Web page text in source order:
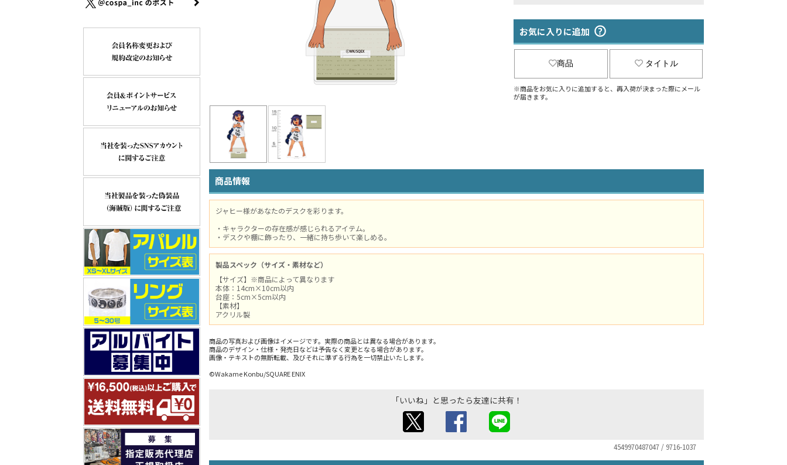
お気に入りに追加
商品 タイトル
※商品をお気に入りに追加すると、再入荷が決まった際にメール
が届きます。
商品情報
ジャヒー様があなたのデスクを彩ります。
・キャラクターの存在感が感じられるアイテム。
・デスクや棚に飾ったり、一緒に持ち歩いて楽しめる。
製品スペック（サイズ・素材など）
【サイズ】※商品によって異なります
本体：14cm×10cm以内
台座：5cm×5cm以内
【素材】
アクリル製
商品の写真および画像はイメージです。実際の商品とは異なる場合があります。
商品のデザイン・仕様・発売日などは予告なく変更となる場合があります。
画像・テキストの無断転載、及びそれに準ずる行為を一切禁止いたします。
©Wakame Konbu/SQUARE ENIX
「いいね」と思ったら友達に共有！
4549970487047 / 9716-1037